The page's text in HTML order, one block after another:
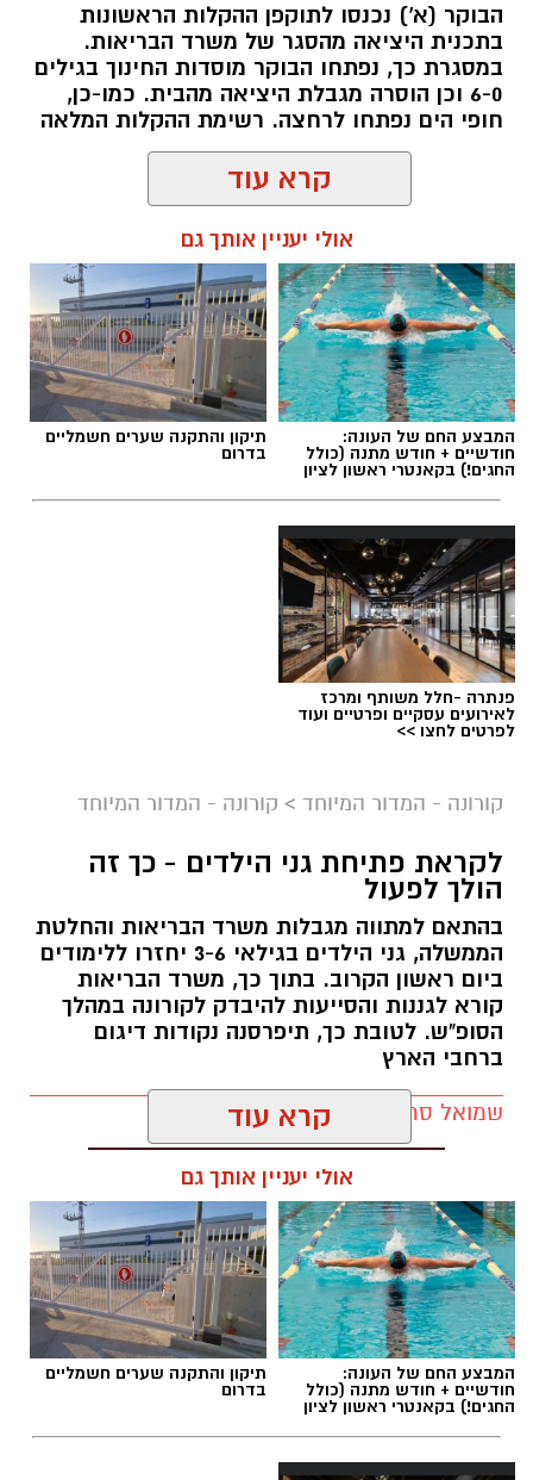
הבוקר (א') נכנסו לתוקפן ההקלות הראשונות
בתכנית היציאה מהסגר של משרד הבריאות.
במסגרת כך, נפתחו הבוקר מוסדות החינוך בגילים
6-0 וכן הוסרה מגבלת היציאה מהבית. כמו-כן,
חופי הים נפתחו לרחצה. רשימת ההקלות המלאה
שמואל סרדינס / 10:23 18.10.20
ברקע המשך הירידה בתחלואה בקורונה ברחבי
בתכנית היציאה מהסגרשל משרד הבריאות
והממשלה. במסגרת כך, נפתחו הבוקר מוסדות
החינוך בגילים 0-6, ואיתם גם הגנים הלאומיים וחופי
הים.
על פי הודעת ראש העיר בשבוע שעבר, גני הילדים
העירוניים, מעונות החברה העירונית לתרבות
והמשפחתונים העירוניים יפעלו בכל חלקי
העיר. מתוך זהירות ורצון לפתוח בהדרגה את
המערכת, לא יופעלו בשלב זה הצהרונים.
עוד על פי הקלות הממשלה שנכסנו לתוקפן הבוקר,
הותרה פתיחתם של עסקים ללא קבלת קהל
ואיסוף עצמי ממסעדות.בנוסף, בוטלה מגבלת
היציאה למרחק של יותר מקילומטר מהבית.
ההקלות המלאות שנכנסו הבוקר (א') לתוקף:
1. אפשרות לפתיחת מקומות עבודה ללא קהל.
קרא עוד
אולי יעניין אותך גם
המבצע החם של העונה:
חודשיים + חודש מתנה (כולל
החגים!) בקאנטרי ראשון לציון
תיקון והתקנה שערים חשמליים
בדרום
פנתרה -חלל משותף ומרכז
לאירועים עסקיים ופרטיים ועוד
לפרטים לחצו >>
קורונה - המדור המיוחד > קורונה - המדור המיוחד
לקראת פתיחת גני הילדים - כך זה
הולך לפעול
בהתאם למתווה מגבלות משרד הבריאות והחלטת
הממשלה, גני הילדים בגילאי 3-6 יחזרו ללימודים
ביום ראשון הקרוב. בתוך כך, משרד הבריאות
קורא לגננות והסייעות להיבדק לקורונה במהלך
הסופ"ש. לטובת כך, תיפרסנה נקודות דיגום
ברחבי הארץ
שמואל סרדינס / 15:42 16.10.20 קרא עוד
אולי יעניין אותך גם
המבצע החם של העונה:
חודשיים + חודש מתנה (כולל
החגים!) בקאנטרי ראשון לציון
תיקון והתקנה שערים חשמליים
בדרום